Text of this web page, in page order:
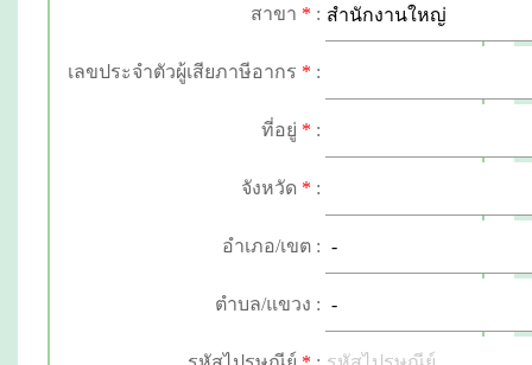
สาขา * :
เลขประจำตัวผู้เสียภาษีอากร * :
ที่อยู่ * :
จังหวัด * :
อำเภอ/เขต :
ตำบล/แขวง :